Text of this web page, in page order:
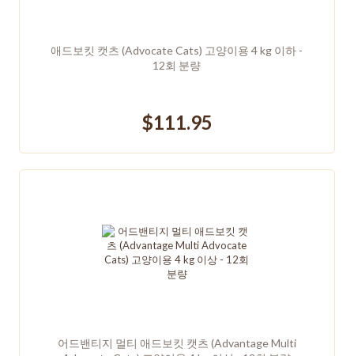
애드보킷 캣츠 (Advocate Cats) 고양이용 4 kg 이하 -
12회 분량
$111.95
어드밴티지 멀티 애드보킷 캣츠 (Advantage Multi